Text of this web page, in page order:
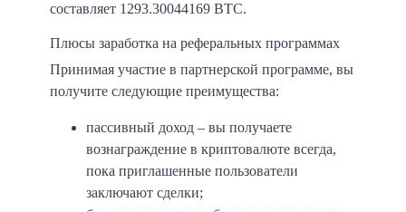
составляет 1293.30044169 BTC.
Плюсы заработка на реферальных программах
Принимая участие в партнерской программе, вы
получите следующие преимущества:
пассивный доход – вы получаете
вознаграждение в криптовалюте всегда,
пока приглашенные пользователи
заключают сделки;